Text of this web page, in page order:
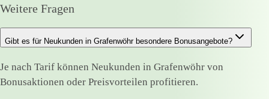
Weitere Fragen
Gibt es für Neukunden in Grafenwöhr besondere Bonusangebote?
Je nach Tarif können Neukunden in Grafenwöhr von
Bonusaktionen oder Preisvorteilen profitieren.